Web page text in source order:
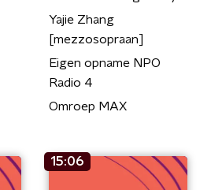
Yajie Zhang
[mezzosopraan]
Eigen opname NPO
Radio 4
Omroep MAX
15:06